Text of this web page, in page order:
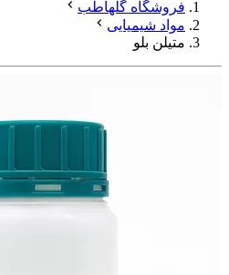
فروشگاه گلهاطب
مواد شیمیایی
متیلن بلو